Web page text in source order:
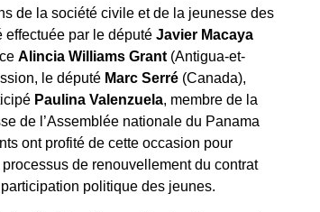
de la société civile et de la jeunesse des
effectuée par le députéJavier Macaya
Alincia Williams Grant (Antigua-et-
le député Marc Serré (Canada),
Paulina Valenzuela, membre de la
de l’Assemblée nationale du Panama
ont profité de cette occasion pour
de renouvellement du contrat
politique des jeunes.